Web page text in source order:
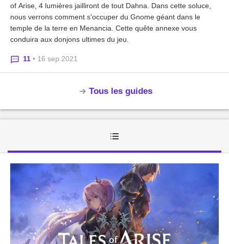
of Arise, 4 lumières jailliront de tout Dahna. Dans cette soluce,
nous verrons comment s'occuper du Gnome géant dans le
temple de la terre en Menancia. Cette quête annexe vous
conduira aux donjons ultimes du jeu.
11 • 16 sep 2021
Tous les guides